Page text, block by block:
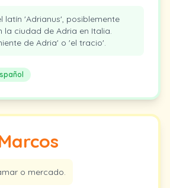
latín 'Adrianus', posiblemente
la ciudad de Adria en Italia.
de Adria' o 'el tracio'.
o mercado.